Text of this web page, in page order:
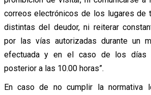
correos electrónicos de los lugares de
distintas del deudor, ni reiterar
por las vías autorizadas durante un
efectuada y en el caso de los días
posterior a las 10.00 horas”.
En caso de no cumplir la normativa